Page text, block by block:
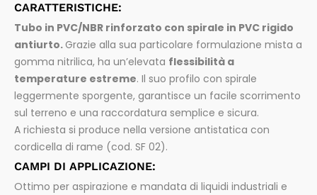
CARATTERISTICHE:
Tubo in PVC/NBR rinforzato con spirale in PVC rigido
antiurto. Grazie alla sua particolare formulazione mista a
gomma nitrilica, ha un’elevata flessibilità a
temperature estreme. Il suo profilo con spirale
leggermente sporgente, garantisce un facile scorrimento
sul terreno e una raccordatura semplice e sicura.
A richiesta si produce nella versione antistatica con
cordicella di rame (cod. SF 02).
CAMPI DI APPLICAZIONE:
Ottimo per aspirazione e mandata di liquidi industriali e